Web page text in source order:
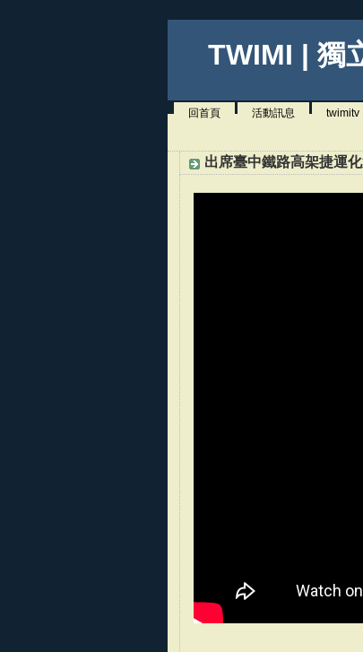
TWIMI | 獨
回首頁 活動訊息 twimitv
出席臺中鐵路高架捷運